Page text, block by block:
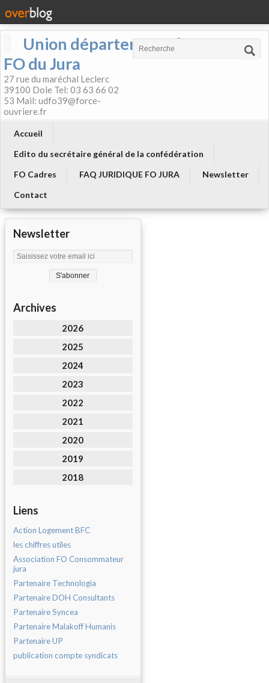
Union départementale
FO du Jura
27 rue du maréchal Leclerc
39100 Dole Tel: 03 63 66 02
53 Mail: udfo39@force-
ouvriere.fr
Accueil
Edito du secrétaire général de la confédération
FO Cadres
FAQ JURIDIQUE FO JURA
Newsletter
Contact
Newsletter
Archives
2026
2025
2024
2023
2022
2021
2020
2019
2018
Liens
Action Logement BFC
les chiffres utiles
Association FO Consommateur
jura
Partenaire Technologia
Partenaire DOH Consultants
Partenaire Syncea
Partenaire Malakoff Humanis
Partenaire UP
publication compte syndicats